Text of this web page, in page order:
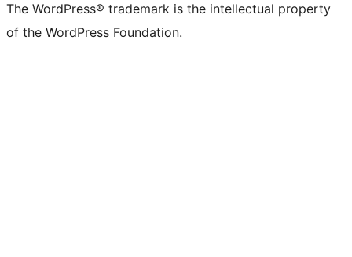
The WordPress® trademark is the intellectual property
of the WordPress Foundation.